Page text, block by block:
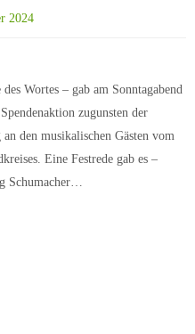
2024
Wortes – gab am Sonntagabend
zugunsten der
den musikalischen Gästen vom
Eine Festrede gab es –
Schumacher…